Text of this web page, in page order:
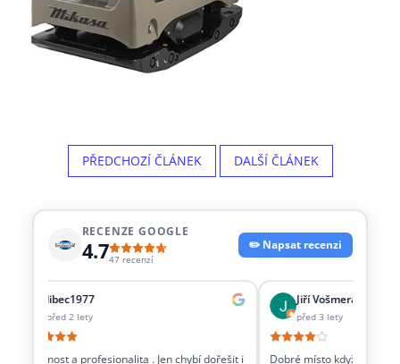
PŘEDCHOZÍ ČLÁNEK DALŠÍ ČLÁNEK
RECENZE GOOGLE
4.747 recenzí
✏️ Napsat recenzi
libec1977
před 2 lety
Vstřícnost a profesionalita . Jen chybí dořešit i
Jiří Vošmera
před 3 lety
Dobré místo když